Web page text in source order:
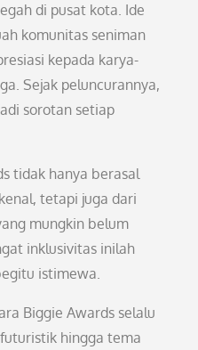
di pusat kota. Ide
komunitas seniman
kepada karya-
Sejak peluncurannya,
sorotan setiap
tidak hanya berasal
tetapi juga dari
mungkin belum
inklusivitas inilah
istimewa.
Biggie Awards selalu
hingga tema